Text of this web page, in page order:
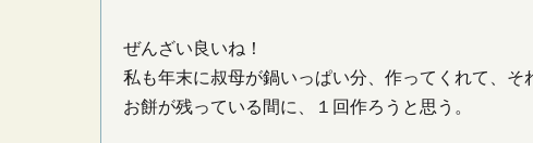
ぜんざい良いね！
私も年末に叔母が鍋いっぱい分、作ってくれて、そ
お餅が残っている間に、１回作ろうと思う。